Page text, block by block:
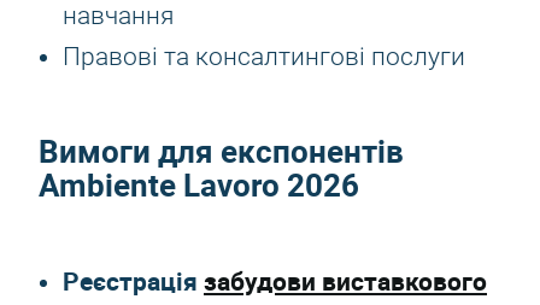
навчання
Правові та консалтингові послуги
Вимоги для експонентів
Ambiente Lavoro 2026
Реєстрація забудови виставкового